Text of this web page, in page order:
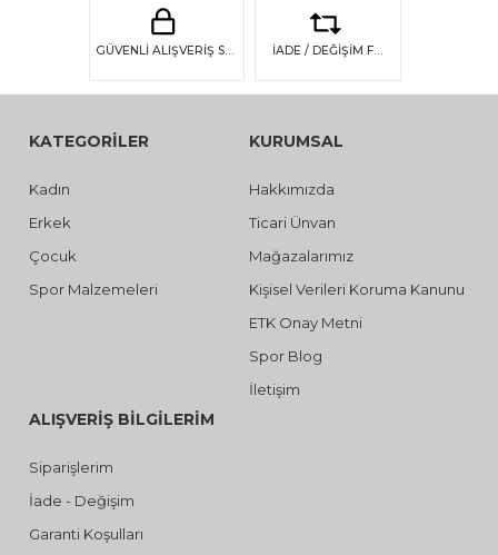
GÜVENLİ ALIŞVERİŞ SSL GÜVENLİĞİ İADE / DEĞİŞİM FIRSATI
KATEGORİLER
Kadın
Erkek
Çocuk
Spor Malzemeleri
KURUMSAL
Hakkımızda
Ticari Ünvan
Mağazalarımız
Kişisel Verileri Koruma Kanunu
ETK Onay Metni
Spor Blog
İletişim
ALIŞVERİŞ BİLGİLERİM
Siparişlerim
İade - Değişim
Garanti Koşulları